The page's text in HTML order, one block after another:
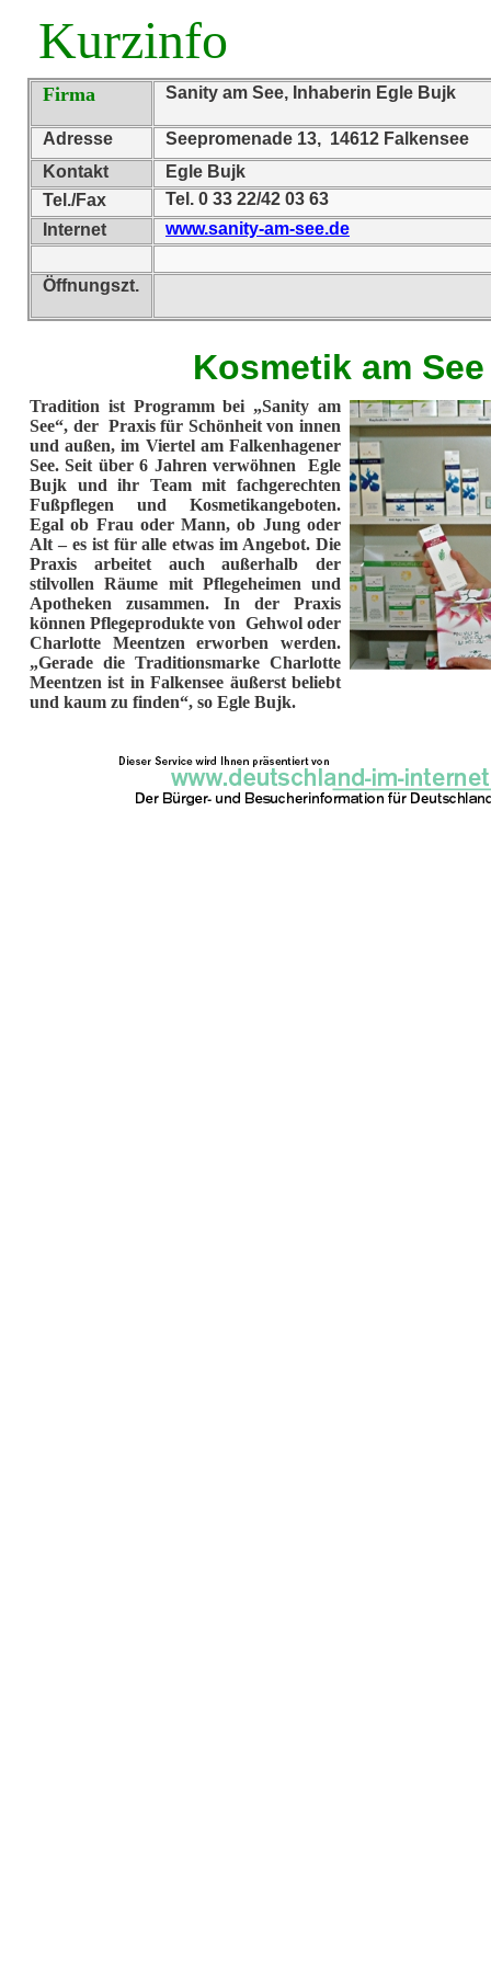
Kurzinfo
Firma Sanity am See, Inhaberin Egle Bujk
Adresse
Seepromenade 13, 14612 Falkensee
Kontakt
Egle Bujk
Tel./Fax
Tel. 0 33 22/42 03 63
Internet
www.sanity-am-see.de
Öffnungszt.
Kosmetik am See
Tradition ist Programm bei „Sanity am
See“, der Praxis für Schönheit von innen
und außen, im Viertel am Falkenhagener
See. Seit über 6 Jahren verwöhnen Egle
Bujk und ihr Team mit fachgerechten
Fußpflegen und Kosmetikangeboten.
Egal ob Frau oder Mann, ob Jung oder
Alt – es ist für alle etwas im Angebot. Die
Praxis arbeitet auch außerhalb der
stilvollen Räume mit Pflegeheimen und
Apotheken zusammen. In der Praxis
können Pflegeprodukte von Gehwol oder
Charlotte Meentzen erworben werden.
„Gerade die Traditionsmarke Charlotte
Meentzen ist in Falkensee äußerst beliebt
und kaum zu finden“, so Egle Bujk.